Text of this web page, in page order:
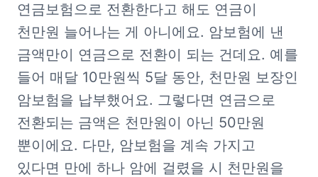
연금보험으로 전환한다고 해도 연금이
천만원 늘어나는 게 아니에요. 암보험에 낸
금액만이 연금으로 전환이 되는 건데요. 예를
들어 매달 10만원씩 5달 동안, 천만원 보장인
암보험을 납부했어요. 그렇다면 연금으로
전환되는 금액은 천만원이 아닌 50만원
뿐이에요. 다만, 암보험을 계속 가지고
있다면 만에 하나 암에 걸렸을 시 천만원을